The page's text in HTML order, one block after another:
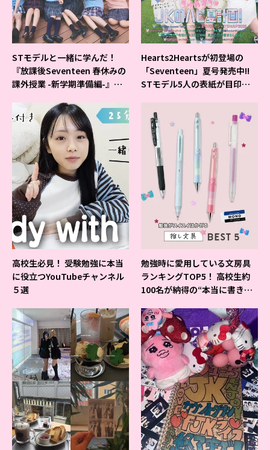
STモデルと一緒に学んだ！
『放課後Seventeen 春休みの
課外授業 -新学期準備編-』イ
Hearts2Heartsが初登場の
「Seventeen」夏号発売中!!
STモデル5人の表紙が目印だ
高校生必見！ 受験勉強に本当
に役立つYouTubeチャンネル
５選
勉強時に愛用している文房具
ランキングTOP5！ 高校生約
100名が納得の“本当に書きや